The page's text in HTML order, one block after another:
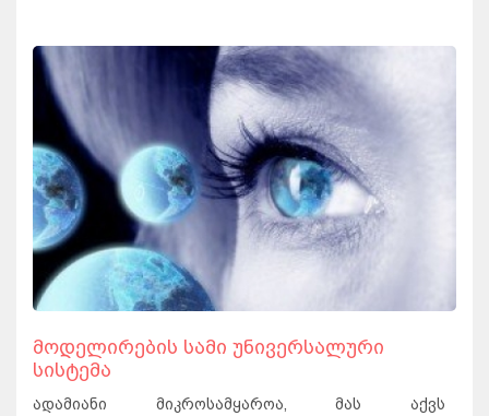
მოდელირების სამი უნივერსალური
სისტემა
ადამიანი მიკროსამყაროა, მას აქვს